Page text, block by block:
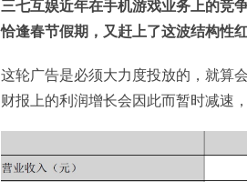
三七互娱近年在手机游戏业务上的竞
恰逢春节假期，又赶上了这波结构性
这轮广告是必须大力度投放的，就算
财报上的利润增长会因此而暂时减速，